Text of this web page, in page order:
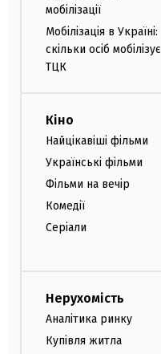
мобілізації
Мобілізація в Україні:
скільки осіб мобілізує
ТЦК
Кіно
Найцікавіші фільми
Українські фільми
Фільми на вечір
Комедії
Серіали
Нерухомість
Аналітика ринку
Купівля житла